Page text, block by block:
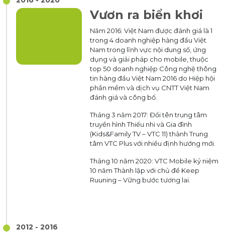
Vươn ra biển khơi
Năm 2016: Việt Nam được đánh giá là 1
trong 4 doanh nghiệp hàng đầu Việt
Nam trong lĩnh vực nội dung số, ứng
dụng và giải pháp cho mobile, thuộc
top 50 doanh nghiệp Công nghệ thông
tin hàng đầu Việt Nam 2016 do Hiệp hội
phần mềm và dịch vụ CNTT Việt Nam
đánh giá và công bố.
Tháng 3 năm 2017: Đổi tên trung tâm
truyền hình Thiếu nhi và Gia đình
(Kids&Family TV – VTC 11) thành Trung
tâm VTC Plus với nhiều định hướng mới.
Tháng 10 năm 2020: VTC Mobile kỷ niệm
10 năm Thành lập với chủ đề Keep
Ruuning – Vững bước tương lai.
2012 - 2016